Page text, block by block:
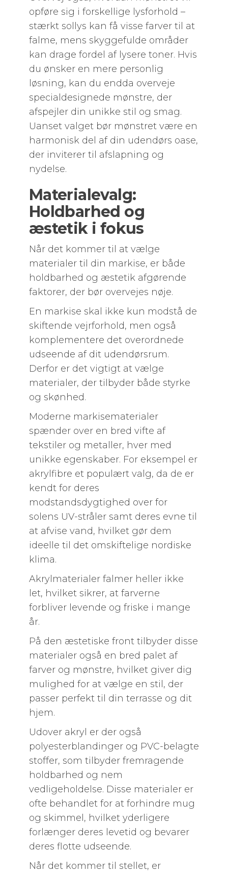
opføre sig i forskellige lysforhold –
stærkt sollys kan få visse farver til at
falme, mens skyggefulde områder
kan drage fordel af lysere toner. Hvis
du ønsker en mere personlig
løsning, kan du endda overveje
specialdesignede mønstre, der
afspejler din unikke stil og smag.
Uanset valget bør mønstret være en
harmonisk del af din udendørs oase,
der inviterer til afslapning og
nydelse.
Materialevalg:
Holdbarhed og
æstetik i fokus
Når det kommer til at vælge
materialer til din markise, er både
holdbarhed og æstetik afgørende
faktorer, der bør overvejes nøje.
En markise skal ikke kun modstå de
skiftende vejrforhold, men også
komplementere det overordnede
udseende af dit udendørsrum.
Derfor er det vigtigt at vælge
materialer, der tilbyder både styrke
og skønhed.
Moderne markisematerialer
spænder over en bred vifte af
tekstiler og metaller, hver med
unikke egenskaber. For eksempel er
akrylfibre et populært valg, da de er
kendt for deres
modstandsdygtighed over for
solens UV-stråler samt deres evne til
at afvise vand, hvilket gør dem
ideelle til det omskiftelige nordiske
klima.
Akrylmaterialer falmer heller ikke
let, hvilket sikrer, at farverne
forbliver levende og friske i mange
år.
På den æstetiske front tilbyder disse
materialer også en bred palet af
farver og mønstre, hvilket giver dig
mulighed for at vælge en stil, der
passer perfekt til din terrasse og dit
hjem.
Udover akryl er der også
polyesterblandinger og PVC-belagte
stoffer, som tilbyder fremragende
holdbarhed og nem
vedligeholdelse. Disse materialer er
ofte behandlet for at forhindre mug
og skimmel, hvilket yderligere
forlænger deres levetid og bevarer
deres flotte udseende.
Når det kommer til stellet, er